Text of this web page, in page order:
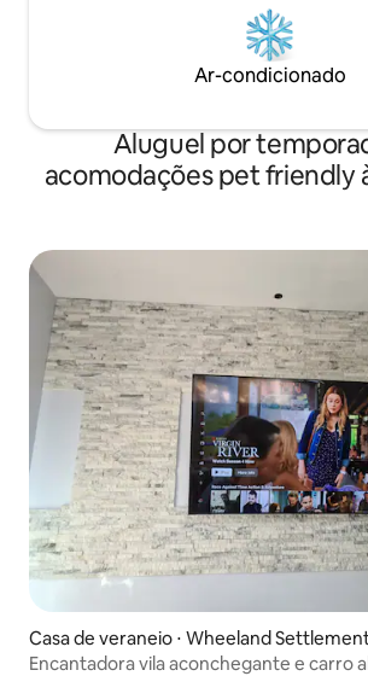
Ar-condicionado
Aluguel por
acomodações pet friendly
Casa de veraneio ⋅ Wheeland
Encantadora vila aconchegante e carro